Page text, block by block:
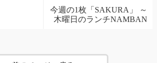
今週の1枚「SAKURA」 ～
木曜日のランチNAMBAN